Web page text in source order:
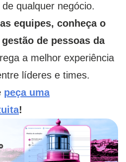
de qualquer negócio.
equipes, conheça o
de pessoas da
a melhor experiência
líderes e times.
peça uma
!